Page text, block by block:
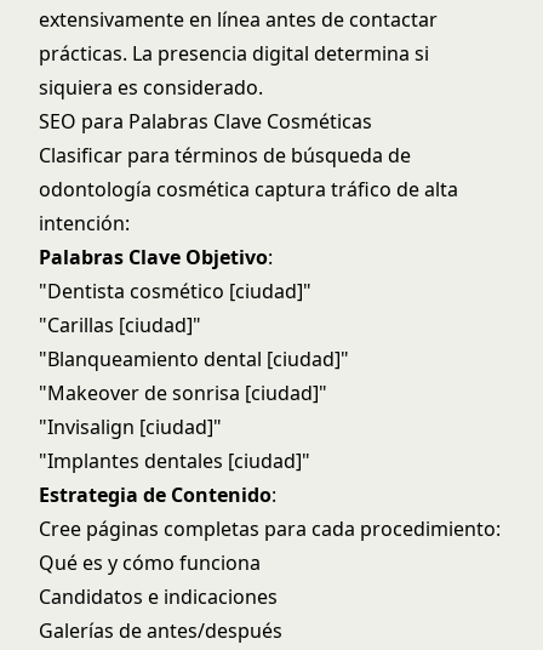
extensivamente en línea antes de contactar
prácticas. La presencia digital determina si
siquiera es considerado.
SEO para Palabras Clave Cosméticas
Clasificar para términos de búsqueda de
odontología cosmética captura tráfico de alta
intención:
Palabras Clave Objetivo:
"Dentista cosmético [ciudad]"
"Carillas [ciudad]"
"Blanqueamiento dental [ciudad]"
"Makeover de sonrisa [ciudad]"
"Invisalign [ciudad]"
"Implantes dentales [ciudad]"
Estrategia de Contenido:
Cree páginas completas para cada procedimiento:
Qué es y cómo funciona
Candidatos e indicaciones
Galerías de antes/después